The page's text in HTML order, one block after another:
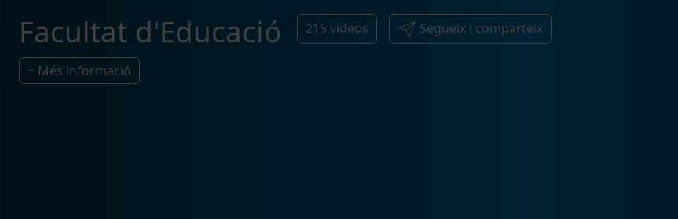
Facultat d'Educació 215 vídeos Segueix i comparteix
+ Més informació